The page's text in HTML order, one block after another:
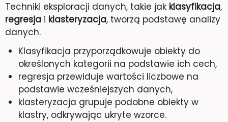
Techniki eksploracji danych, takie jak klasyfikacja,
regresja i klasteryzacja, tworzą podstawę analizy
danych.
Klasyfikacja przyporządkowuje obiekty do
określonych kategorii na podstawie ich cech,
regresja przewiduje wartości liczbowe na
podstawie wcześniejszych danych,
klasteryzacja grupuje podobne obiekty w
klastry, odkrywając ukryte wzorce.